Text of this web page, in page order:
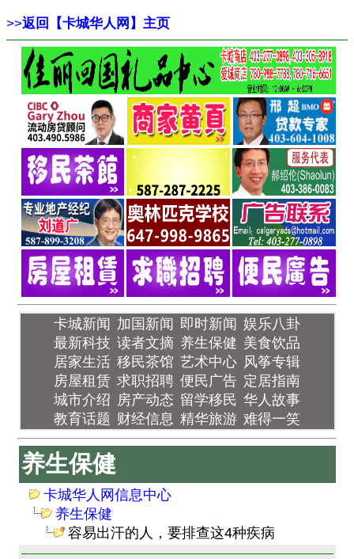
>>返回【卡城华人网】主页
卡城新闻 加国新闻 即时新闻 娱乐八卦
最新科技 读者文摘 养生保健 美食饮品
居家生活 移民茶馆 艺术中心 风筝专辑
房屋租赁 求职招聘 便民广告 定居指南
城市介绍 房产动态 留学移民 华人故事
教育话题 财经信息 精华旅游 难得一笑
养生保健
卡城华人网信息中心
养生保健
容易出汗的人，要排查这4种疾病